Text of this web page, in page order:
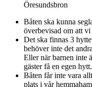
Öresundsbron
Båten ska kunna
överbevisad om att
Det ska finnas 3
behöver inte det
Eller när barnen inte
gäster få en egen hytt.
Båten får inte vara
plats i vår